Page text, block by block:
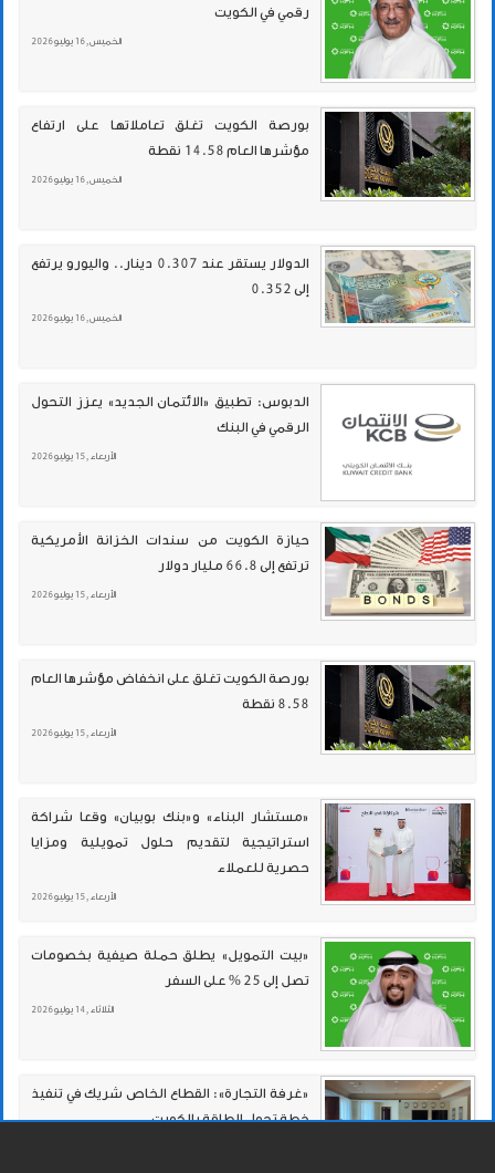
رقمي في الكويت
الخميس , 16 يوليو 2026
بورصة الكويت تغلق تعاملاتها على ارتفاع
مؤشرها العام 14.58 نقطة
الخميس , 16 يوليو 2026
الدولار يستقر عند 0.307 دينار.. واليورو يرتفع
إلى 0.352
الخميس , 16 يوليو 2026
الدبوس: تطبيق «الائتمان الجديد» يعزز التحول
الرقمي في البنك
الأربعاء , 15 يوليو 2026
حيازة الكويت من سندات الخزانة الأمريكية
ترتفع إلى 66.8 مليار دولار
الأربعاء , 15 يوليو 2026
بورصة الكويت تغلق على انخفاض مؤشرها العام
8.58 نقطة
الأربعاء , 15 يوليو 2026
«مستشار البناء» و«بنك بوبيان» وقعا شراكة
استراتيجية لتقديم حلول تمويلية ومزايا
حصرية للعملاء
الأربعاء , 15 يوليو 2026
«بيت التمويل» يطلق حملة صيفية بخصومات
تصل إلى 25 % على السفر
الثلاثاء , 14 يوليو 2026
«غرفة التجارة»: القطاع الخاص شريك في تنفيذ
خطة تحول الطاقة بالكويت